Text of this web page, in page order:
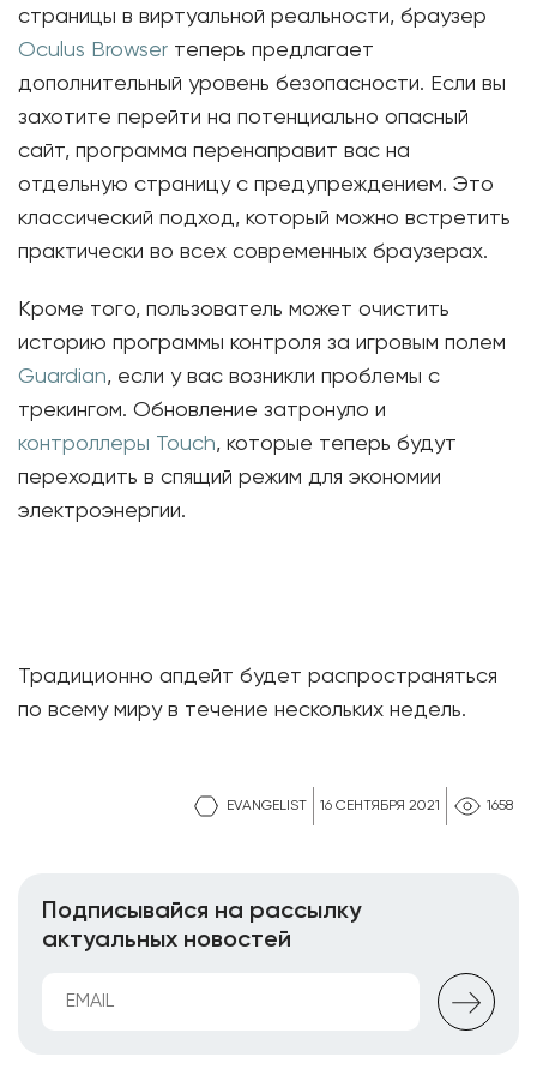
EVANGELIST 16 СЕНТЯБРЯ 2021 1658
страницы в виртуальной реальности, браузер
Oculus Browser теперь предлагает
дополнительный уровень безопасности. Если вы
захотите перейти на потенциально опасный
сайт, программа перенаправит вас на
отдельную страницу с предупреждением. Это
классический подход, который можно встретить
практически во всех современных браузерах.
Кроме того, пользователь может очистить
историю программы контроля за игровым полем
Guardian, если у вас возникли проблемы с
трекингом. Обновление затронуло и
контроллеры Touch, которые теперь будут
переходить в спящий режим для экономии
электроэнергии.
Традиционно апдейт будет распространяться
по всему миру в течение нескольких недель.
Подписывайся на рассылку
актуальных новостей